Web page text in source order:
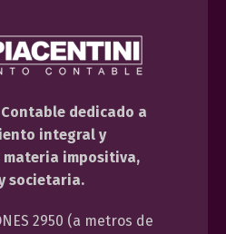
dedicado a
integral y
impositiva,
societaria.
2950 (a metros de